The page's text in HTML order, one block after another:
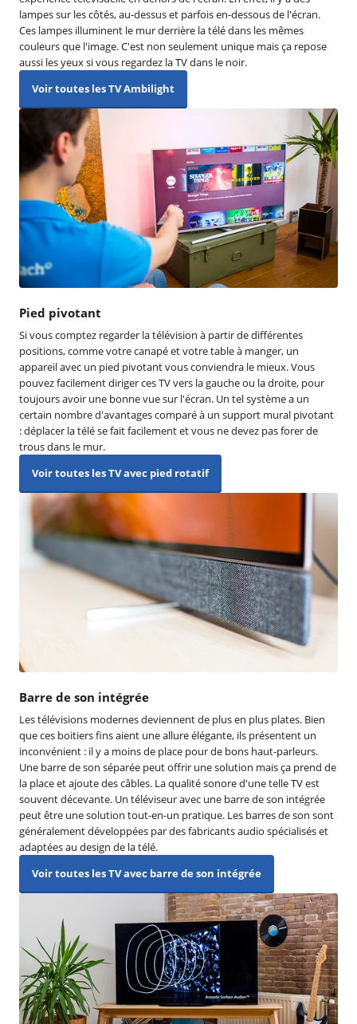
lampes sur les côtés, au-dessus et parfois en-dessous de l'écran.
Ces lampes illuminent le mur derrière la télé dans les mêmes
couleurs que l'image. C'est non seulement unique mais ça repose
aussi les yeux si vous regardez la TV dans le noir.
Voir toutes les TV Ambilight
Pied pivotant
Si vous comptez regarder la télévision à partir de différentes
positions, comme votre canapé et votre table à manger, un
appareil avec un pied pivotant vous conviendra le mieux. Vous
pouvez facilement diriger ces TV vers la gauche ou la droite, pour
toujours avoir une bonne vue sur l'écran. Un tel système a un
certain nombre d'avantages comparé à un support mural pivotant
: déplacer la télé se fait facilement et vous ne devez pas forer de
trous dans le mur.
Voir toutes les TV avec pied rotatif
Barre de son intégrée
Les télévisions modernes deviennent de plus en plus plates. Bien
que ces boitiers fins aient une allure élégante, ils présentent un
inconvénient : il y a moins de place pour de bons haut-parleurs.
Une barre de son séparée peut offrir une solution mais ça prend de
la place et ajoute des câbles. La qualité sonore d'une telle TV est
souvent décevante. Un téléviseur avec une barre de son intégrée
peut être une solution tout-en-un pratique. Les barres de son sont
généralement développées par des fabricants audio spécialisés et
adaptées au design de la télé.
Voir toutes les TV avec barre de son intégrée